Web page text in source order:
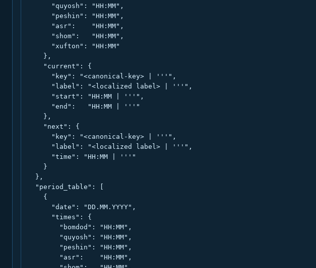
      "quyosh": "HH:MM",
      "peshin": "HH:MM",
      "asr":    "HH:MM",
      "shom":   "HH:MM",
      "xufton": "HH:MM"
    },
    "current": {
      "key": "<canonical-key> | '''",
      "label": "<localized label> | '''",
      "start": "HH:MM | '''",
      "end":   "HH:MM | '''"
    },
    "next": {
      "key": "<canonical-key> | '''",
      "label": "<localized label> | '''",
      "time": "HH:MM | '''"
    }
  },
  "period_table": [
    {
      "date": "DD.MM.YYYY",
      "times": {
        "bomdod": "HH:MM",
        "quyosh": "HH:MM",
        "peshin": "HH:MM",
        "asr":    "HH:MM",